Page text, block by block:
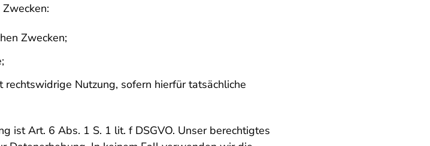
Zwecken;
Nutzung, sofern hierfür tatsächliche
ist Art. 6 Abs. 1 S. 1 lit. f DSGVO. Unser berechtigtes